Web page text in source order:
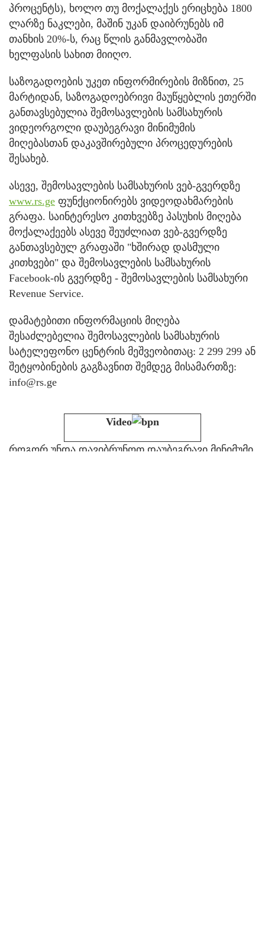
პროცენტს), ხოლო თუ მოქალაქეს ერიცხება 1800
ლარზე ნაკლები, მაშინ უკან დაიბრუნებს იმ
თანხის 20%-ს, რაც წლის განმავლობაში
ხელფასის სახით მიიღო.
საზოგადოების უკეთ ინფორმირების მიზნით, 25
მარტიდან, საზოგადოებრივი მაუწყებლის ეთერში
განთავსებულია შემოსავლების სამსახურის
ვიდეორგოლი დაუბეგრავი მინიმუმის
მიღებასთან დაკავშირებული პროცედურების
შესახებ.
ასევე, შემოსავლების სამსახურის ვებ-გვერდზე
www.rs.ge ფუნქციონირებს ვიდეოდახმარების
გრაფა. საინტერესო კითხვებზე პასუხის მიღება
მოქალაქეებს ასევე შეუძლიათ ვებ-გვერდზე
განთავსებულ გრაფაში "ხშირად დასმული
კითხვები" და შემოსავლების სამსახურის
Facebook-ის გვერდზე - შემოსავლების სამსახური
Revenue Service.
დამატებითი ინფორმაციის მიღება
შესაძლებელია შემოსავლების სამსახურის
სატელეფონო ცენტრის მეშვეობითაც: 2 299 299 ან
შეტყობინების გაგზავნით შემდეგ მისამართზე:
info@rs.ge
Video
როგორ უნდა დავიბრუნოთ დაუბეგრავი მინიმუმი